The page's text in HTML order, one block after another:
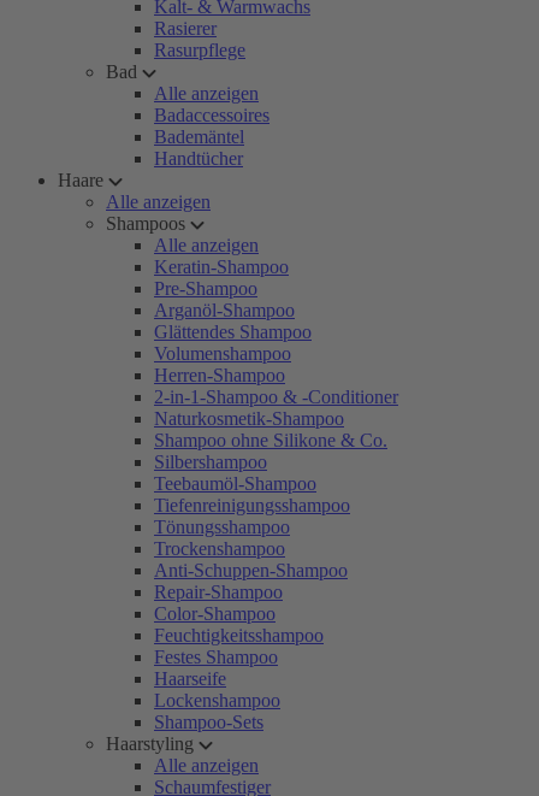
Kalt- & Warmwachs
Rasierer
Rasurpflege
Bad
Alle anzeigen
Badaccessoires
Bademäntel
Handtücher
Haare
Alle anzeigen
Shampoos
Alle anzeigen
Keratin-Shampoo
Pre-Shampoo
Arganöl-Shampoo
Glättendes Shampoo
Volumenshampoo
Herren-Shampoo
2-in-1-Shampoo & -Conditioner
Naturkosmetik-Shampoo
Shampoo ohne Silikone & Co.
Silbershampoo
Teebaumöl-Shampoo
Tiefenreinigungsshampoo
Tönungsshampoo
Trockenshampoo
Anti-Schuppen-Shampoo
Repair-Shampoo
Color-Shampoo
Feuchtigkeitsshampoo
Festes Shampoo
Haarseife
Lockenshampoo
Shampoo-Sets
Haarstyling
Alle anzeigen
Schaumfestiger